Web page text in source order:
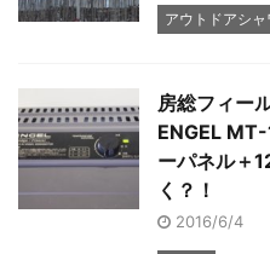
アウトドアシャ
房総フィー
ENGEL
ーパネル＋
く？！
2016/6/4